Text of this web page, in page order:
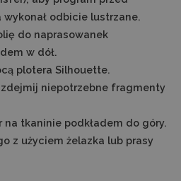
odbicie lustrzane.
do naprasowanek
w dół.
plotera Silhouette.
niepotrzebne fragmenty
na tkaninie podkładem do góry.
z użyciem żelazka lub prasy